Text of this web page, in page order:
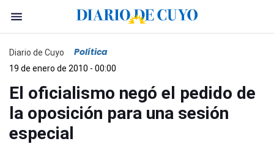
Diario de Cuyo Política
19 de enero de 2010 - 00:00
El oficialismo negó el pedido de
la oposición para una sesión
especial